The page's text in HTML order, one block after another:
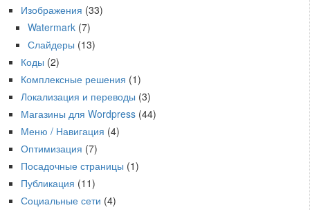
Изображения (33)
Watermark (7)
Слайдеры (13)
Коды (2)
Комплексные решения (1)
Локализация и переводы (3)
Магазины для Wordpress (44)
Меню / Навигация (4)
Оптимизация (7)
Посадочные страницы (1)
Публикация (11)
Социальные сети (4)